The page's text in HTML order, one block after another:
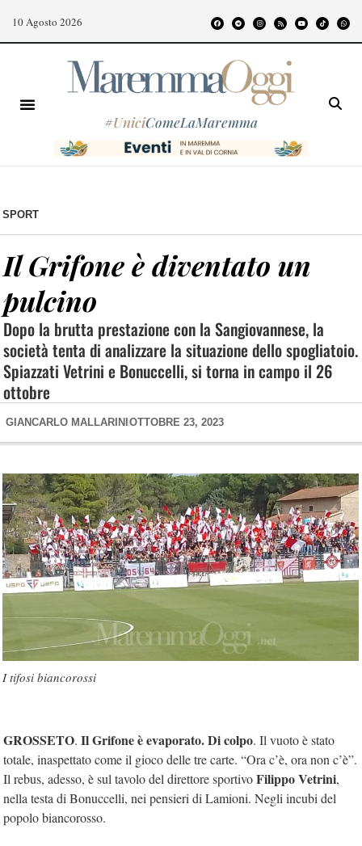
10 Agosto 2026
#UniciComeLaMaremma
SPORT
Il Grifone è diventato un
pulcino
Dopo la brutta prestazione con la Sangiovannese, la
società tenta di analizzare la situazione dello spogliatoio.
Spiazzati Vetrini e Bonuccelli, si torna in campo il 26
ottobre
GIANCARLO MALLARINI OTTOBRE 23, 2023
I tifosi biancorossi
GROSSETO. Il Grifone è evaporato. Di colpo. Il vuoto è stato
totale, inaspettato come il gioco delle tre carte. “Ora c’è, ora non c’è”.
Il rebus, adesso, è sul tavolo del direttore sportivoFilippo Vetrini,
nella testa di Bonuccelli, nei pensieri di Lamioni. Negli incubi del
popolo biancorosso.